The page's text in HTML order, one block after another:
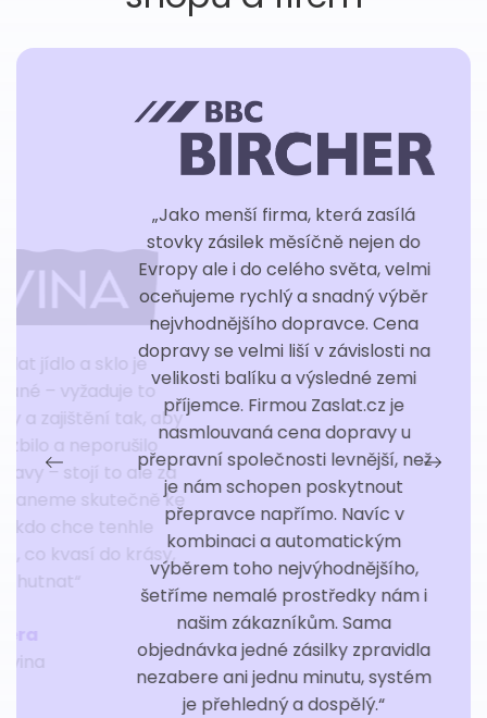
„Jako menší firma, která zasílá
stovky zásilek měsíčně nejen do
Evropy ale i do celého světa, velmi
oceňujeme rychlý a snadný výběr
nejvhodnějšího dopravce. Cena
dopravy se velmi liší v závislosti na
velikosti balíku a výsledné zemi
příjemce. Firmou Zaslat.cz je
nasmlouvaná cena dopravy u
přepravní společnosti levnější, než
je nám schopen poskytnout
přepravce napřímo. Navíc v
kombinaci a automatickým
výběrem toho nejvýhodnějšího,
šetříme nemalé prostředky nám i
našim zákazníkům. Sama
objednávka jedné zásilky zpravidla
nezabere ani jednu minutu, systém
je přehledný a dospělý.“